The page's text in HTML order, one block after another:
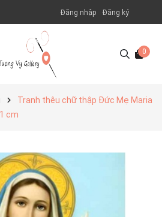
Đăng nhập Đăng ký
0
Tranh thêu chữ thập Đức Mẹ Maria
cm